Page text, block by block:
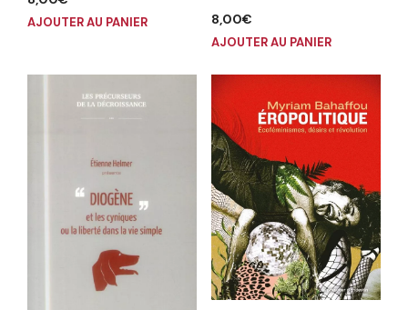
AJOUTER AU PANIER
8,00€
AJOUTER AU PANIER